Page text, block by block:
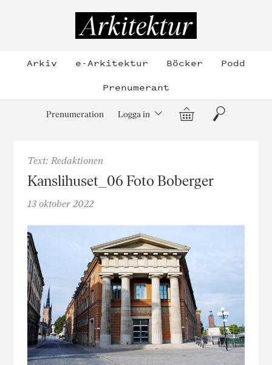
Arkiv e-Arkitektur Böcker
Podd
Prenumerant
Prenumeration Logga in Varukorg
Sök
Text: Redaktionen
Kanslihuset_06 Foto Boberger
13 oktober 2022